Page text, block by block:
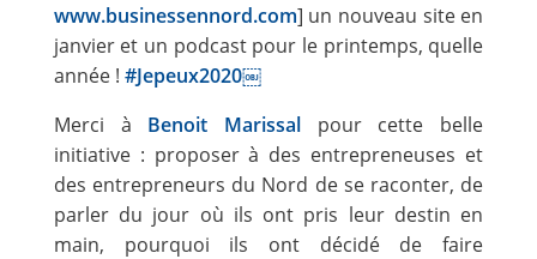
www.businessennord.com] un nouveau site en
janvier et un podcast pour le printemps, quelle
année ! #Jepeux2020￼
Merci à Benoit Marissal pour cette belle
initiative : proposer à des entrepreneuses et
des entrepreneurs du Nord de se raconter, de
parler du jour où ils ont pris leur destin en
main, pourquoi ils ont décidé de faire